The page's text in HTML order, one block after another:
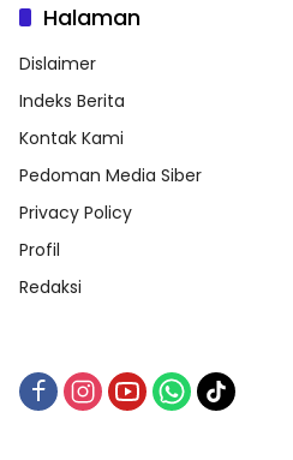
Halaman
Dislaimer
Indeks Berita
Kontak Kami
Pedoman Media Siber
Privacy Policy
Profil
Redaksi